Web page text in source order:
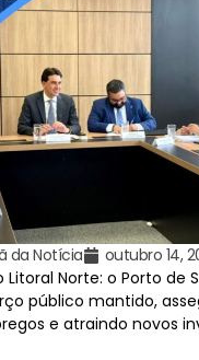
da Notícia outubro 14,
Norte: o Porto de
público mantido,
e atraindo novos